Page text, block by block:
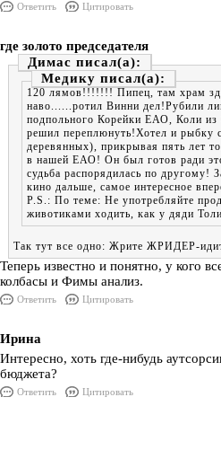
Ответить Цитировать
где золото председателя
Димас
Медику
120 лямов!!!!!!! Пипец, там храм
наво......ротил Винни дел!Рубили
подпольного Корейки ЕАО, Коли из
решил переплюнуть!Хотел и рыбку
деревянных), прикрывая пять лет
в нашей ЕАО! Он был готов ради
судьба распорядилась по другому!
кино дальше, самое интересное
P.S.: По теме: Не употребляйте
животиками ходить, как у дяди
Так тут все одно: Жрите ЖРИДЕР-
Теперь известно и понятно, у кого
колбасы и Фимы анализ.
Ответить Цитировать
Ирина
Интересно, хоть где-нибудь
бюджета?
Ответить Цитировать